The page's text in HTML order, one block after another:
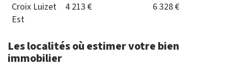
Croix Luizet
Est
4 213 € 6 328 €
Les localités où estimer votre bien
immobilier